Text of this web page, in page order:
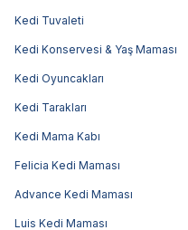
Kedi Tuvaleti
Kedi Konservesi & Yaş Maması
Kedi Oyuncakları
Kedi Tarakları
Kedi Mama Kabı
Felicia Kedi Maması
Advance Kedi Maması
Luis Kedi Maması